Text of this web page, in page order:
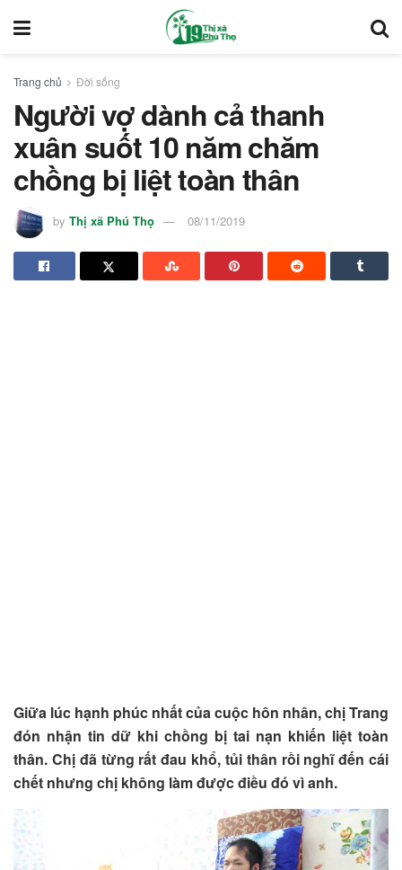
Trang chủ Đời sống
Người vợ dành cả thanh
xuân suốt 10 năm chăm
chồng bị liệt toàn thân
by Thị xã Phú Thọ 08/11/2019
Giữa lúc hạnh phúc nhất của cuộc hôn nhân, chị Trang
đón nhận tin dữ khi chồng bị tai nạn khiến liệt toàn
thân. Chị đã từng rất đau khổ, tủi thân rồi nghĩ đến cái
chết nhưng chị không làm được điều đó vì anh.